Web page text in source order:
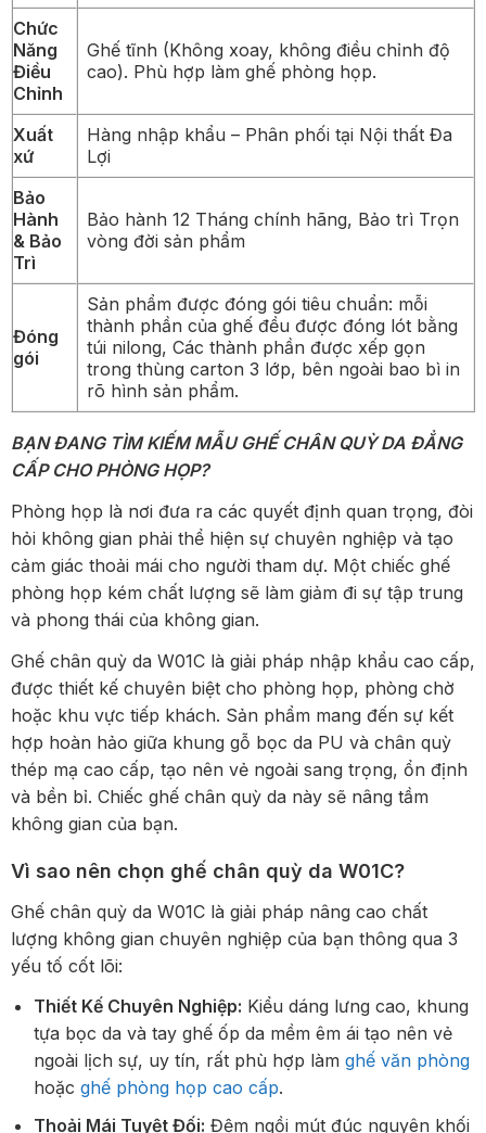
Chức
Năng
Điều
Chỉnh
Ghế tĩnh (Không xoay, không điều chỉnh độ
cao). Phù hợp làm ghế phòng họp.
Xuất
xứ
Hàng nhập khẩu – Phân phối tại Nội thất Đa
Lợi
Bảo
Hành
& Bảo
Trì
Bảo hành 12 Tháng chính hãng, Bảo trì Trọn
vòng đời sản phẩm
Đóng
gói
Sản phẩm được đóng gói tiêu chuẩn: mỗi
thành phần của ghế đều được đóng lót bằng
túi nilong, Các thành phần được xếp gọn
trong thùng carton 3 lớp, bên ngoài bao bì in
rõ hình sản phẩm.
BẠN ĐANG TÌM KIẾM MẪU GHẾ CHÂN QUỲ DA ĐẲNG
CẤP CHO PHÒNG HỌP?
Phòng họp là nơi đưa ra các quyết định quan trọng, đòi
hỏi không gian phải thể hiện sự chuyên nghiệp và tạo
cảm giác thoải mái cho người tham dự. Một chiếc ghế
phòng họp kém chất lượng sẽ làm giảm đi sự tập trung
và phong thái của không gian.
Ghế chân quỳ da W01C là giải pháp nhập khẩu cao cấp,
được thiết kế chuyên biệt cho phòng họp, phòng chờ
hoặc khu vực tiếp khách. Sản phẩm mang đến sự kết
hợp hoàn hảo giữa khung gỗ bọc da PU và chân quỳ
thép mạ cao cấp, tạo nên vẻ ngoài sang trọng, ổn định
và bền bỉ. Chiếc ghế chân quỳ da này sẽ nâng tầm
không gian của bạn.
Vì sao nên chọn ghế chân quỳ da W01C?
Ghế chân quỳ da W01C là giải pháp nâng cao chất
lượng không gian chuyên nghiệp của bạn thông qua 3
yếu tố cốt lõi:
Thiết Kế Chuyên Nghiệp: Kiểu dáng lưng cao, khung
tựa bọc da và tay ghế ốp da mềm êm ái tạo nên vẻ
ngoài lịch sự, uy tín, rất phù hợp làm ghế văn phòng
hoặc ghế phòng họp cao cấp.
Thoải Mái Tuyệt Đối: Đệm ngồi mút đúc nguyên khối